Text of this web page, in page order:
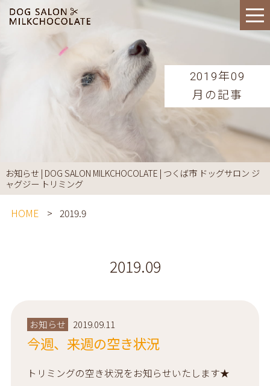
2019年09
月の記事
お知らせ | DOG SALON MILKCHOCOLATE | つくば市 ドッグサロン ジ
ャグジー トリミング
HOME 2019.9
2019.09
お知らせ 2019.09.11
今週、来週の空き状況
トリミングの空き状況をお知らせいたします★